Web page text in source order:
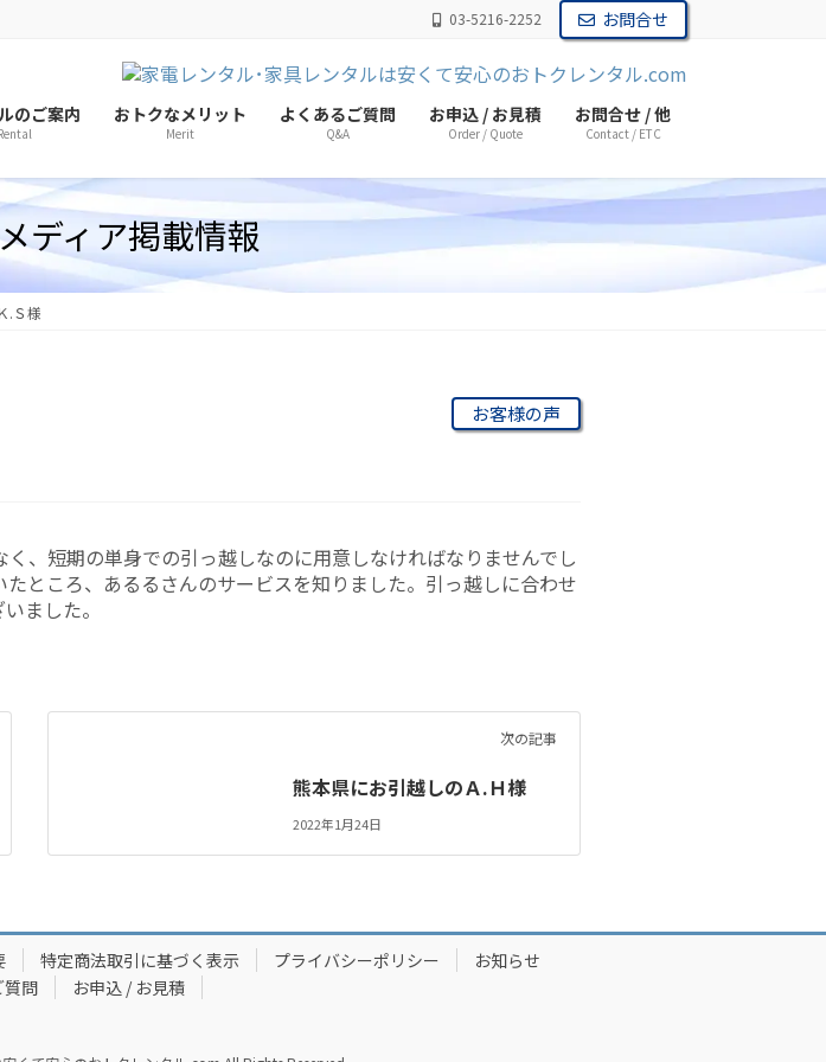
03-5216-2252 お問合せ
のご案内 おトクなメリット
Merit
よくあるご質問
Q&A
お申込 / お見積
Order / Quote
お問合せ / 他
Contact / ETC
ディア掲載情報
.Ｓ様
お客様の声
、短期の単身での引っ越しなのに用意しなければなりませんでし
ところ、あるるさんのサービスを知りました。引っ越しに合わせ
ました。
次の記事
熊本県にお引越しのＡ.Ｈ様
2022年1月24日
特定商法取引に基づく表示 プライバシーポリシー
お知らせ
質問 お申込 / お見積